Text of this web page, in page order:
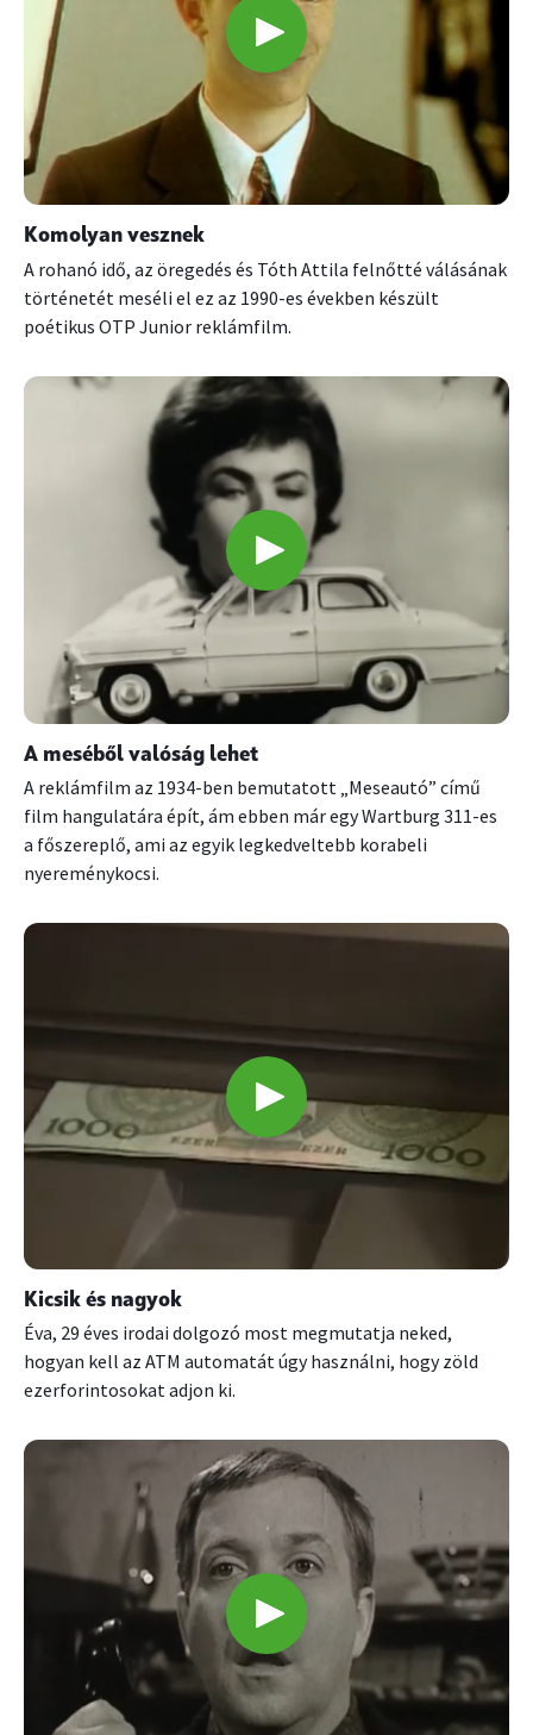
Komolyan vesznek
A rohanó idő, az öregedés és Tóth Attila felnőtté válásának
történetét meséli el ez az 1990-es években készült
poétikus OTP Junior reklámfilm.
A meséből valóság lehet
A reklámfilm az 1934-ben bemutatott „Meseautó” című
film hangulatára épít, ám ebben már egy Wartburg 311-es
a főszereplő, ami az egyik legkedveltebb korabeli
nyereménykocsi.
Kicsik és nagyok
Éva, 29 éves irodai dolgozó most megmutatja neked,
hogyan kell az ATM automatát úgy használni, hogy zöld
ezerforintosokat adjon ki.